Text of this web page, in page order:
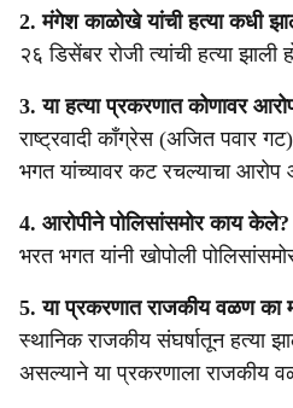
2. मंगेश काळोखे यांची हत्या कधी
२६ डिसेंबर रोजी त्यांची हत्या झाली
3. या हत्या प्रकरणात कोणावर
राष्ट्रवादी काँग्रेस (अजित पवार
भगत यांच्यावर कट रचल्याचा
4. आरोपीने पोलिसांसमोर काय केले?
भरत भगत यांनी खोपोली
5. या प्रकरणात राजकीय वळण का
स्थानिक राजकीय संघर्षातून हत्या
असल्याने या प्रकरणाला राजकीय